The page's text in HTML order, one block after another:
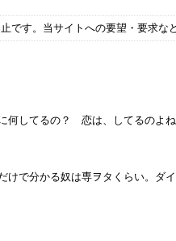
です。当サイトへの要望・要求な
何してるの？ 恋は、してるのよね
で分かる奴は専ヲタくらい。